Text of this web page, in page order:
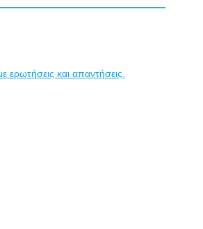
και απαντήσεις.